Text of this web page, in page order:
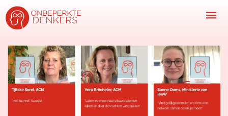
Inspiratie